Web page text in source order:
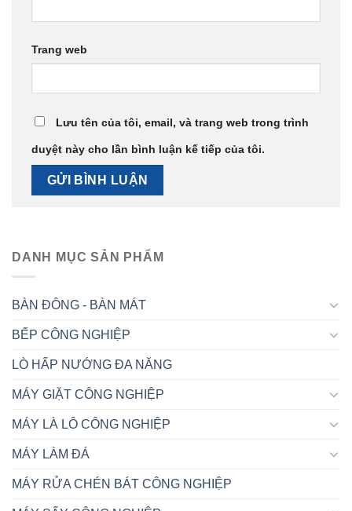
Trang web
Lưu tên của tôi, email, và trang web trong trình
duyệt này cho lần bình luận kế tiếp của tôi.
DANH MỤC SẢN PHẨM
BÀN ĐÔNG - BÀN MÁT
BẾP CÔNG NGHIỆP
LÒ HẤP NƯỚNG ĐA NĂNG
MÁY GIẶT CÔNG NGHIỆP
MÁY LÀ LÔ CÔNG NGHIỆP
MÁY LÀM ĐÁ
MÁY RỬA CHÉN BÁT CÔNG NGHIỆP